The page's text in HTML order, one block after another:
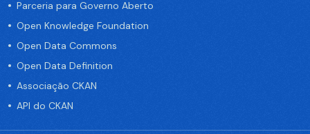
Parceria para Governo Aberto
Open Knowledge Foundation
Open Data Commons
Open Data Definition
Associação CKAN
API do CKAN